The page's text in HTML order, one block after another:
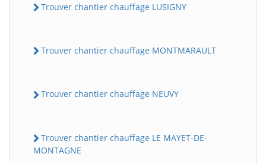
Trouver chantier chauffage LUSIGNY
Trouver chantier chauffage MONTMARAULT
Trouver chantier chauffage NEUVY
Trouver chantier chauffage LE MAYET-DE-
MONTAGNE